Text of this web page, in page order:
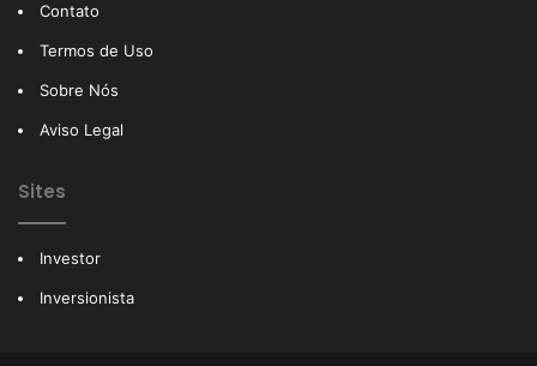
Contato
Termos de Uso
Sobre Nós
Aviso Legal
Sites
Investor
Inversionista